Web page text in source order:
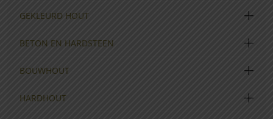
GEKLEURD HOUT
BETON EN HARDSTEEN
BOUWHOUT
HARDHOUT